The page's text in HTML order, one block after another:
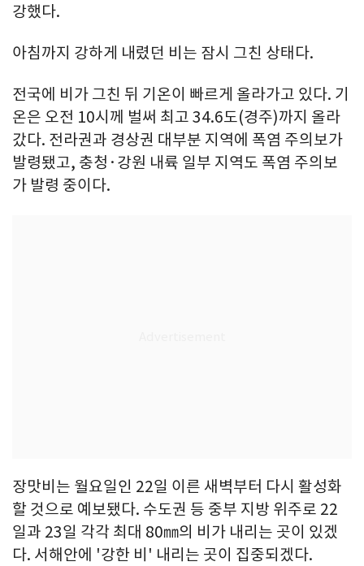
강했다.
아침까지 강하게 내렸던 비는 잠시 그친 상태다.
전국에 비가 그친 뒤 기온이 빠르게 올라가고 있다. 기
온은 오전 10시께 벌써 최고 34.6도(경주)까지 올라
갔다. 전라권과 경상권 대부분 지역에 폭염 주의보가
발령됐고, 충청·강원 내륙 일부 지역도 폭염 주의보
가 발령 중이다.
장맛비는 월요일인 22일 이른 새벽부터 다시 활성화
할 것으로 예보됐다. 수도권 등 중부 지방 위주로 22
일과 23일 각각 최대 80㎜의 비가 내리는 곳이 있겠
다. 서해안에 '강한 비' 내리는 곳이 집중되겠다.